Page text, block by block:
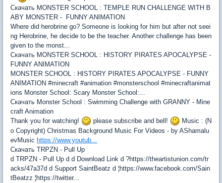
Скачать MONSTER SCHOOL : TEMPLE RUN CHALLENGE WITH B
ABY MONSTER - FUNNY ANIMATION
Where did herobrine go? Someone is looking for him but after not seei
ng Herobrine, he decide to be the teacher. Another challenge has been
given to the monst...
Скачать MONSTER SCHOOL : HISTORY PIRATES APOCALYPSE -
FUNNY ANIMATION
MONSTER SCHOOL : HISTORY PIRATES APOCALYPSE - FUNNY
ANIMATION #minecraft #animation #monsterschool #minecraftanimat
ions Monster School: Scary Monster School:...
Скачать Monster School : Swimming Challenge with GRANNY - Mine
craft Animation
Thank you for watching!
please subscribe and bell!
Music : (N
o Copyright) Christmas Background Music For Videos - by AShamalu
evMusic https://www.youtub...
Скачать TRPZN - Pull Up
d TRPZN - Pull Up d d Download Link d ?https://theartistunion.com/tr
acks/47a37d d Support SaintBeatz d ¦https://www.facebook.com/Sain
tBeatzz ¦https://twitter...